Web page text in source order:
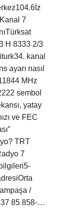
7
H 8333 2/3
kanal
ayarı nasıl
MHz
sembol
yatay
ve FEC
TRT
7
/
85 858-…